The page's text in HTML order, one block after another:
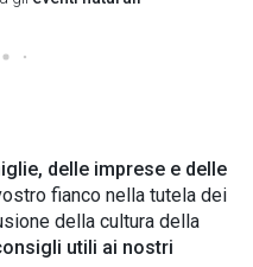
delle imprese e delle
fianco nella tutela dei
della cultura della
utili ai nostri